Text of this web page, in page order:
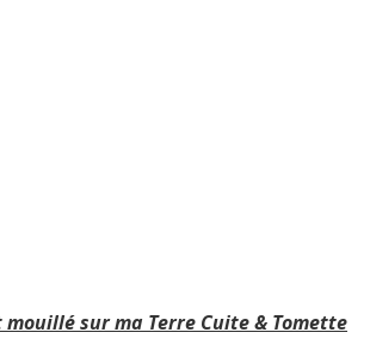
sur ma Terre Cuite & Tomette